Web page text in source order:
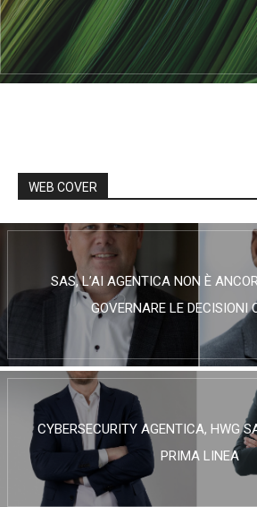
WEB COVER
SAS, L’AI AGENTICA NON È
GOVERNARE LE DECISIONI
CYBERSECURITY AGENTICA, HWG
PRIMA LINEA